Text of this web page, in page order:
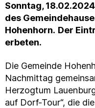
Sonntag,
des
Hohenhorn. Der
erbeten.
Die Gemeinde
Nachmittag
Herzogtum
auf Dorf-Tour“, die